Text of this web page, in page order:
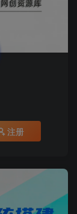
注册